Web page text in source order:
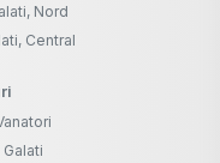
Nord
Central